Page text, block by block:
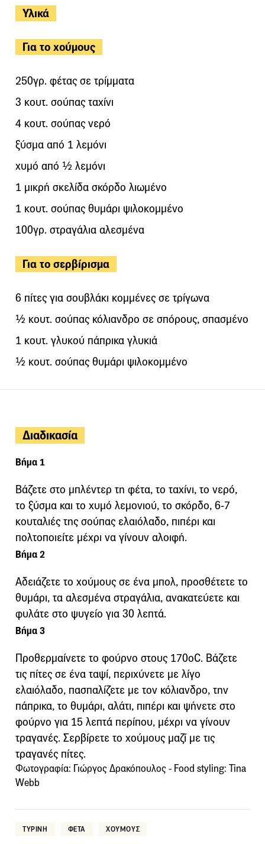
Υλικά
Για το χούμους
250γρ. φέτας σε τρίμματα
3 κουτ. σούπας ταχίνι
4 κουτ. σούπας νερό
ξύσμα από 1 λεμόνι
χυμό από ½ λεμόνι
1 μικρή σκελίδα σκόρδο λιωμένο
1 κουτ. σούπας θυμάρι ψιλοκομμένο
100γρ. στραγάλια αλεσμένα
Για το σερβίρισμα
6 πίτες για σουβλάκι κομμένες σε τρίγωνα
½ κουτ. σούπας κόλιανδρο σε σπόρους, σπασμένο
1 κουτ. γλυκού πάπρικα γλυκιά
½ κουτ. σούπας θυμάρι ψιλοκομμένο
Διαδικασία
Βήμα 1
Βάζετε στο μπλέντερ τη φέτα, το ταχίνι, το νερό,
το ξύσμα και το χυμό λεμονιού, το σκόρδο, 6-7
κουταλιές της σούπας ελαιόλαδο, πιπέρι και
πολτοποιείτε μέχρι να γίνουν αλοιφή.
Βήμα 2
Αδειάζετε το χούμους σε ένα μπολ, προσθέτετε το
θυμάρι, τα αλεσμένα στραγάλια, ανακατεύετε και
φυλάτε στο ψυγείο για 30 λεπτά.
Βήμα 3
Προθερμαίνετε το φούρνο στους 170οC. Βάζετε
τις πίτες σε ένα ταψί, περιχύνετε με λίγο
ελαιόλαδο, πασπαλίζετε με τον κόλιανδρο, την
πάπρικα, το θυμάρι, αλάτι, πιπέρι και ψήνετε στο
φούρνο για 15 λεπτά περίπου, μέχρι να γίνουν
τραγανές. Σερβίρετε το χούμους μαζί με τις
τραγανές πίτες.
Φωτογραφία: Γιώργος Δρακόπουλος - Food styling: Tina
Webb
ΤΥΡΙΝΗ ΦΕΤΑ ΧΟΥΜΟΥΣ